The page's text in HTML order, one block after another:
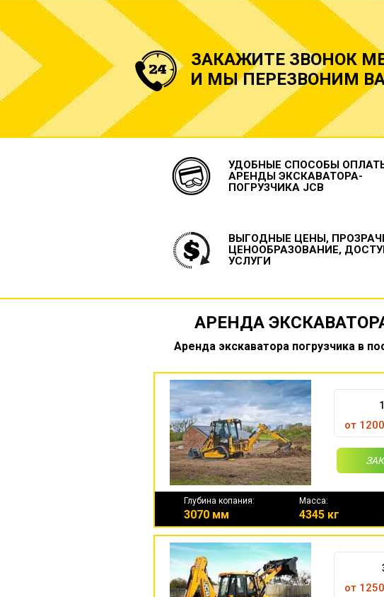
ЗАКАЖИТЕ ЗВОНОК
И МЫ ПЕРЕЗВОНИМ
УДОБНЫЕ СПОСОБЫ
АРЕНДЫ ЭКСКАВАТОРА-
ПОГРУЗЧИКА JCB
ВЫГОДНЫЕ ЦЕНЫ,
ЦЕНООБРАЗОВАНИЕ,
УСЛУГИ
АРЕНДА
Аренда экскаватора погрузчика в
от
Глубина копания:
3070 мм
Масса:
4345 кг
от